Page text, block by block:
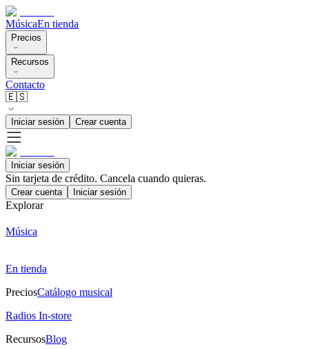
MúsicaEn tienda
Precios
Recursos
Contacto
🇪🇸
Iniciar sesión Crear cuenta
Iniciar sesión
Sin tarjeta de crédito. Cancela cuando quieras.
Crear cuenta Iniciar sesión
Explorar
Música
En tienda
PreciosCatálogo musical
Radios In-store
RecursosBlog